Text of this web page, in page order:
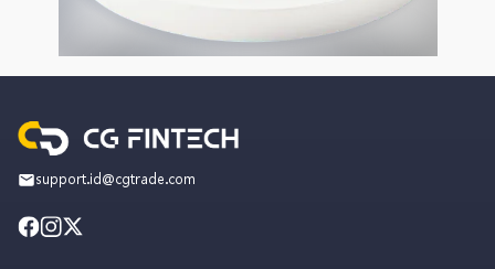
support.id@cgtrade.com